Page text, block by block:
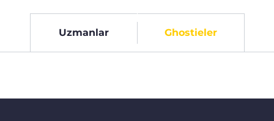
Uzmanlar Ghostieler